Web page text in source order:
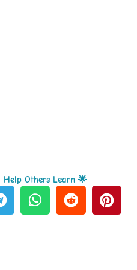
Help Others Learn 🌟